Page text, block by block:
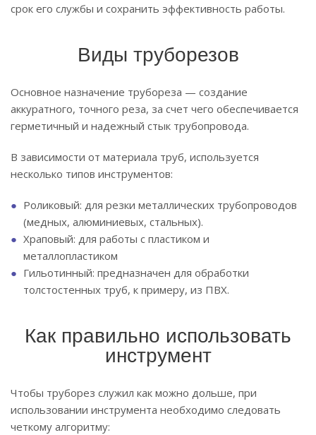
срок его службы и сохранить эффективность работы.
Виды труборезов
Основное назначение трубореза — создание
аккуратного, точного реза, за счет чего обеспечивается
герметичный и надежный стык трубопровода.
В зависимости от материала труб, используется
несколько типов инструментов:
Роликовый: для резки металлических трубопроводов
(медных, алюминиевых, стальных).
Храповый: для работы с пластиком и
металлопластиком
Гильотинный: предназначен для обработки
толстостенных труб, к примеру, из ПВХ.
Как правильно использовать
инструмент
Чтобы труборез служил как можно дольше, при
использовании инструмента необходимо следовать
четкому алгоритму: